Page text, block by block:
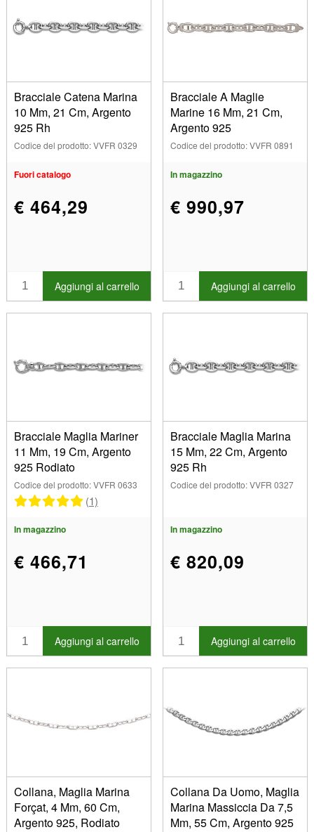
Bracciale Catena Marina
10 Mm, 21 Cm, Argento
925 Rh
Codice del prodotto: VVFR 0329
Fuori catalogo
€ 464,29
Aggiungi al carrello
Bracciale A Maglie
Marine 16 Mm, 21 Cm,
Argento 925
Codice del prodotto: VVFR 0891
In magazzino
€ 990,97
Aggiungi al carrello
Bracciale Maglia Mariner
11 Mm, 19 Cm, Argento
925 Rodiato
Codice del prodotto: VVFR 0633
(1)
In magazzino
€ 466,71
Aggiungi al carrello
Bracciale Maglia Marina
15 Mm, 22 Cm, Argento
925 Rh
Codice del prodotto: VVFR 0327
In magazzino
€ 820,09
Aggiungi al carrello
Collana, Maglia Marina
Forçat, 4 Mm, 60 Cm,
Argento 925, Rodiato
Collana Da Uomo, Maglia
Marina Massiccia Da 7,5
Mm, 55 Cm, Argento 925